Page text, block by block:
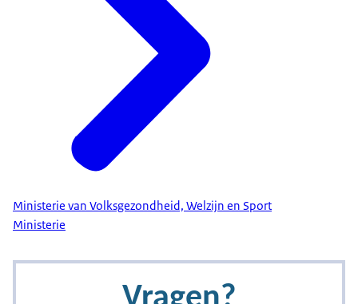
Ministerie van Volksgezondheid, Welzijn en Sport
Ministerie